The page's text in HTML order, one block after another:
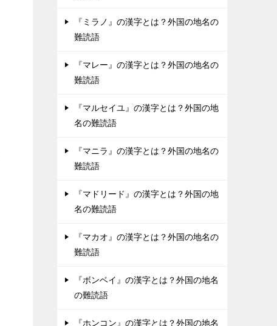
『ミラノ』の漢字とは？外国の地名の
難読語
『マレー』の漢字とは？外国の地名の
難読語
『マルセイユ』の漢字とは？外国の地
名の難読語
『マニラ』の漢字とは？外国の地名の
難読語
『マドリード』の漢字とは？外国の地
名の難読語
『マカオ』の漢字とは？外国の地名の
難読語
『ボンベイ』の漢字とは？外国の地名
の難読語
『ホンコン』の漢字とは？外国の地名